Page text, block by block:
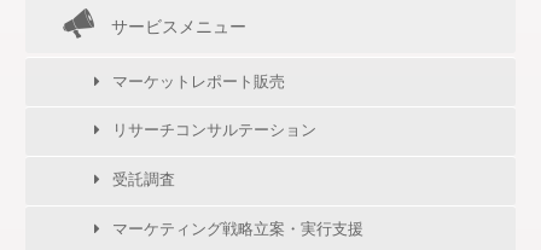
サービスメニュー
マーケットレポート販売
リサーチコンサルテーション
受託調査
マーケティング戦略立案・実行支援